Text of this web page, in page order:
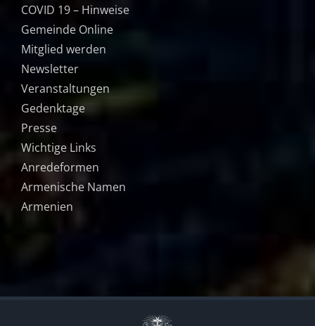
COVID 19 – Hinweise
Gemeinde Online
Mitglied werden
Newsletter
Veranstaltungen
Gedenktage
Presse
Wichtige Links
Anredeformen
Armenische Namen
Armenien